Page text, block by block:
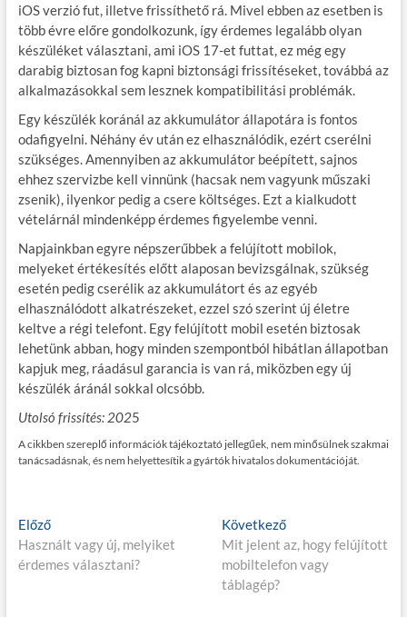
iOS verzió fut, illetve frissíthető rá. Mivel ebben az esetben is
több évre előre gondolkozunk, így érdemes legalább olyan
készüléket választani, ami iOS 17-et futtat, ez még egy
darabig biztosan fog kapni biztonsági frissítéseket, továbbá az
alkalmazásokkal sem lesznek kompatibilitási problémák.
Egy készülék koránál az akkumulátor állapotára is fontos
odafigyelni. Néhány év után ez elhasználódik, ezért cserélni
szükséges. Amennyiben az akkumulátor beépített, sajnos
ehhez szervizbe kell vinnünk (hacsak nem vagyunk műszaki
zsenik), ilyenkor pedig a csere költséges. Ezt a kialkudott
vételárnál mindenképp érdemes figyelembe venni.
Napjainkban egyre népszerűbbek a felújított mobilok,
melyeket értékesítés előtt alaposan bevizsgálnak, szükség
esetén pedig cserélik az akkumulátort és az egyéb
elhasználódott alkatrészeket, ezzel szó szerint új életre
keltve a régi telefont. Egy felújított mobil esetén biztosak
lehetünk abban, hogy minden szempontból hibátlan állapotban
kapjuk meg, ráadásul garancia is van rá, miközben egy új
készülék áránál sokkal olcsóbb.
Utolsó frissítés: 2025
A cikkben szereplő információk tájékoztató jellegűek, nem minősülnek szakmai
tanácsadásnak, és nem helyettesítik a gyártók hivatalos dokumentációját.
Bejegyzés
navigáció
ElőzőE
l
ő
Használt vagy új, melyiket
érdemes választani?
KövetkezőK
ö
v
Mit jelent az, hogy felújított
mobiltelefon vagy
táblagép?